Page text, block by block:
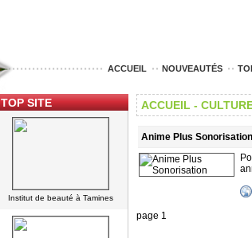
ACCUEIL NOUVEAUTÉS
TOP SITE
Institut de beauté à Tamines
ACCUEIL -
Anime Plus Sonorisation
page 1